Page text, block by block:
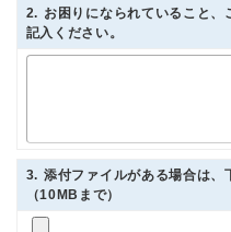
2. お困りになられていること、
記入ください。
3. 添付ファイルがある場合は、
（10MBまで）